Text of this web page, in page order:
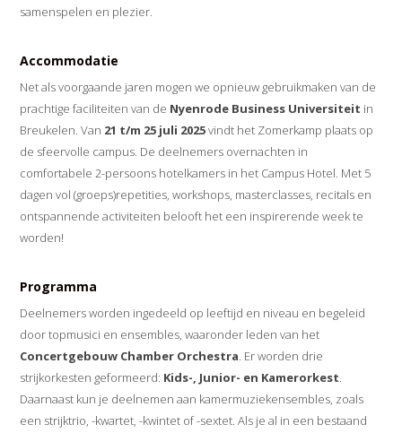
samenspelen en plezier.
Accommodatie
Net als voorgaande jaren mogen we opnieuw gebruikmaken van de
prachtige faciliteiten van de Nyenrode Business Universiteit in
Breukelen. Van 21 t/m 25 juli 2025vindt het Zomerkamp plaats op
de sfeervolle campus. De deelnemers overnachten in
comfortabele 2-persoons hotelkamers in het Campus Hotel. Met 5
dagen vol (groeps)repetities, workshops, masterclasses, recitals en
ontspannende activiteiten belooft het een inspirerende week te
worden!
Programma
Deelnemers worden ingedeeld op leeftijd en niveau en begeleid
door topmusici en ensembles, waaronder leden van het
Concertgebouw Chamber Orchestra. Er worden drie
strijkorkesten geformeerd: Kids-, Junior- en Kamerorkest.
Daarnaast kun je deelnemen aan kamermuziekensembles, zoals
een strijktrio, -kwartet, -kwintet of -sextet. Als je al in een bestaand